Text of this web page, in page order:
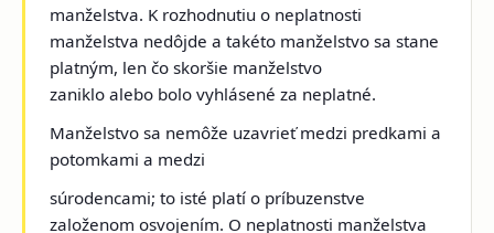
manželstva. K rozhodnutiu o neplatnosti
manželstva nedôjde a takéto manželstvo sa stane
platným, len čo skoršie manželstvo
zaniklo alebo bolo vyhlásené za neplatné.
Manželstvo sa nemôže uzavrieť medzi predkami a
potomkami a medzi
súrodencami; to isté platí o príbuzenstve
založenom osvojením. O neplatnosti manželstva